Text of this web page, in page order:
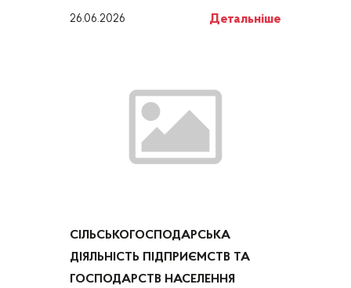
26.06.2026 Детальніше
СІЛЬСЬКОГОСПОДАРСЬКА
ДІЯЛЬНІСТЬ ПІДПРИЄМСТВ ТА
ГОСПОДАРСТВ НАСЕЛЕННЯ